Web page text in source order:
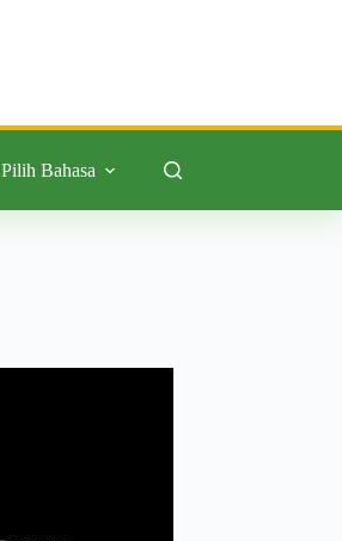
Pilih Bahasa